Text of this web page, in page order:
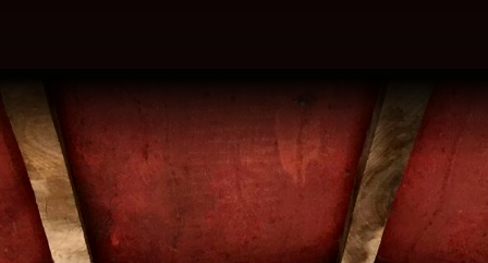
Ла (3528 м) – и окажемся в цветущей
Кашмирской долине. Ее краски и красота
природы, особенно после суровых
ландшафтов Ладакха, поразят ваше
воображение. Днем мы прибудем в Шринагар
– столицу Кашмира, город с богатой
историей, уходящей корнями в III век до
нашей эры. Шринагар известен своими
плавучими домами – "Венецией Востока" – в
одном из которых мы и остановимся на ночь.